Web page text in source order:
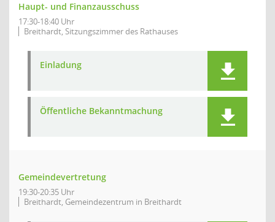
Haupt- und Finanzausschuss
17:30-18:40 Uhr
Breithardt, Sitzungszimmer des Rathauses
Einladung
Öffentliche Bekanntmachung
Gemeindevertretung
19:30-20:35 Uhr
Breithardt, Gemeindezentrum in Breithardt